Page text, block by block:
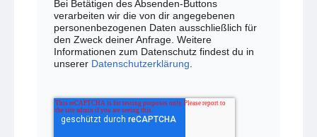
Bei Betätigen des Absenden-Buttons
verarbeiten wir die von dir angegebenen
personenbezogenen Daten ausschließlich für
den Zweck deiner Anfrage. Weitere
Informationen zum Datenschutz findest du in
unserer Datenschutzerklärung